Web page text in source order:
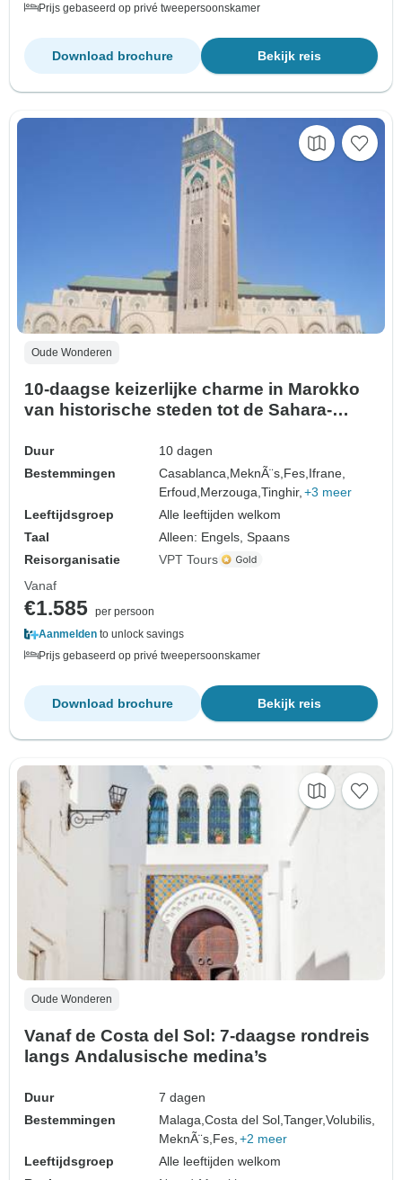
Prijs gebaseerd op privé tweepersoonskamer
Bekijk reis
Download brochure
Oude Wonderen
10-daagse keizerlijke charme in Marokko
van historische steden tot de Sahara-
Duur
10 dagen
Bestemmingen
Casablanca, MeknÃ¨s, Fes, Ifrane,
Erfoud, Merzouga,Tinghir, +3 meer
Leeftijdsgroep
Alle leeftijden welkom
Taal
Alleen: Engels, Spaans
Reisorganisatie
VPT Tours
Vanaf
€1.585 per persoon
Aanmelden to unlock savings
Prijs gebaseerd op privé tweepersoonskamer
Bekijk reis
Download brochure
Oude Wonderen
Vanaf de Costa del Sol: 7-daagse rondreis
langs Andalusische medina’s
Duur
7 dagen
Bestemmingen
Malaga,Costa del Sol,Tanger,Volubilis,
MeknÃ¨s, Fes, +2 meer
Leeftijdsgroep
Alle leeftijden welkom